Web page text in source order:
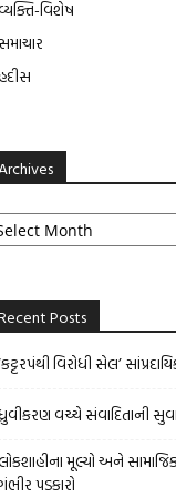
વિશેષ
Posts
વિરોધી સેલ’
વચ્ચે સંવાદિતાની
મૂલ્યો અને
પડકારો